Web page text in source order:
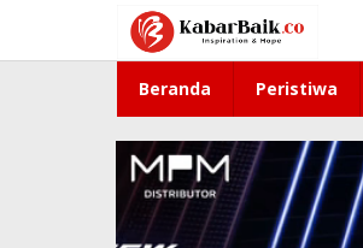
konten
Beranda Peristiwa